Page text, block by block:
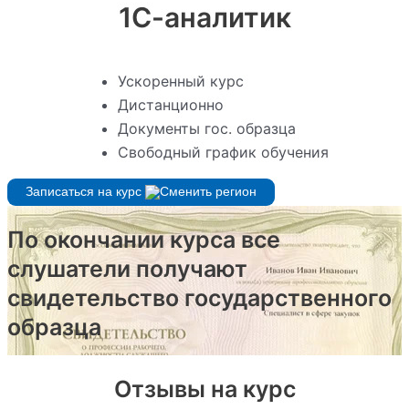
1С-аналитик
Ускоренный курс
Дистанционно
Документы гос. образца
Свободный график обучения
Записаться на курс
По окончании курса все
слушатели получают
свидетельство государственного
образца
Отзывы на курс